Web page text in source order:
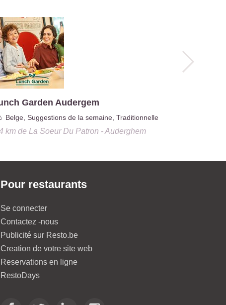
Garden Audergem
Belge, Suggestions de la semaine, Traditionnelle
kmde La Soeur Du Patron - Auderghem
Pour restaurants
Se connecter
Contactez -nous
Publicité sur Resto.be
Creation de votre site web
Reservations en ligne
RestoDays